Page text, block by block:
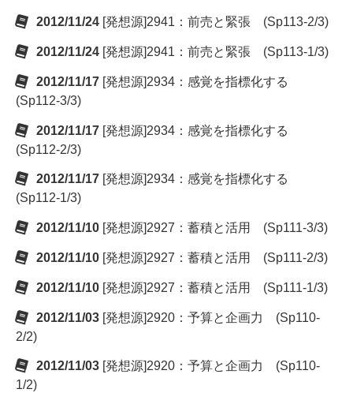
2012/11/24 [発想源]2941：前売と緊張 (Sp113-2/3)
2012/11/24 [発想源]2941：前売と緊張 (Sp113-1/3)
2012/11/17 [発想源]2934：感覚を指標化する
(Sp112-3/3)
2012/11/17 [発想源]2934：感覚を指標化する
(Sp112-2/3)
2012/11/17 [発想源]2934：感覚を指標化する
(Sp112-1/3)
2012/11/10 [発想源]2927：蓄積と活用 (Sp111-3/3)
2012/11/10 [発想源]2927：蓄積と活用 (Sp111-2/3)
2012/11/10 [発想源]2927：蓄積と活用 (Sp111-1/3)
2012/11/03 [発想源]2920：予算と企画力 (Sp110-
2/2)
2012/11/03 [発想源]2920：予算と企画力 (Sp110-
1/2)